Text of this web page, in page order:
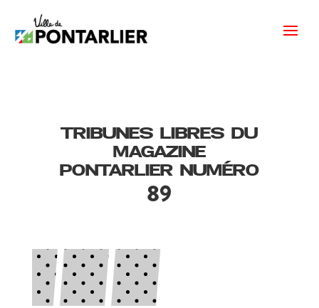
TRIBUNES LIBRES DU
MAGAZINE
PONTARLIER NUMÉRO
89